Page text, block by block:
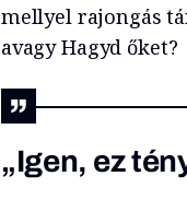
mellyel rajongás
avagy Hagyd őket?
„Igen, ez